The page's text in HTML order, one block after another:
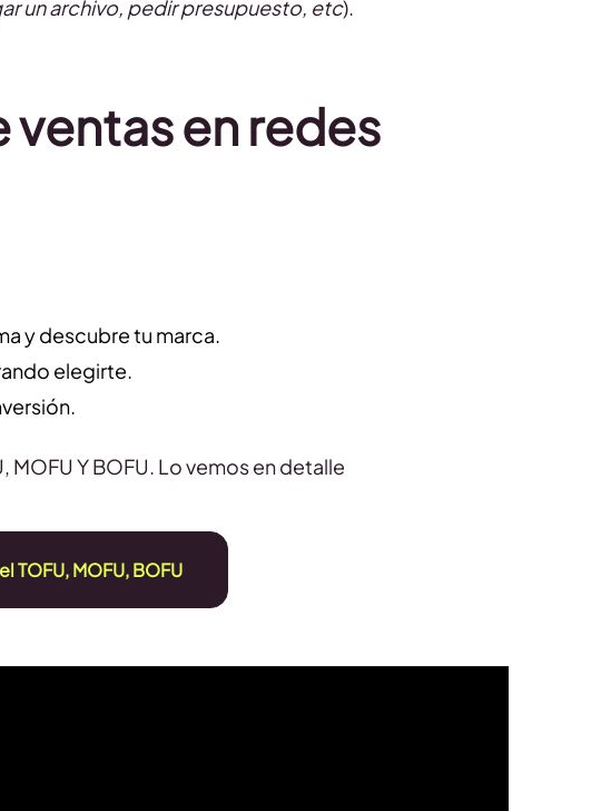
un archivo, pedir presupuesto, etc).
ventas en redes
y descubre tu marca.
elegirte.
Y BOFU. Lo vemos en detalle
TOFU, MOFU, BOFU